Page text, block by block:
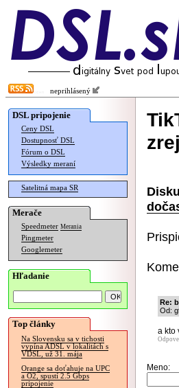
neprihlásený
DSL pripojenie
Ceny DSL
Dostupnosť DSL
Fórum o DSL
Výsledky meraní
Satelitná mapa SR
Merače
Speedmeter Merania
Pingmeter
Googlemeter
Hľadanie
Top články
Na Slovensku sa v tichosti
vypína ADSL v lokalitách s
VDSL, už 31. mája
Orange sa doťahuje na UPC
a O2, spustí 2.5 Gbps
pripojenie
Re:
Od:
a kto
Meno: